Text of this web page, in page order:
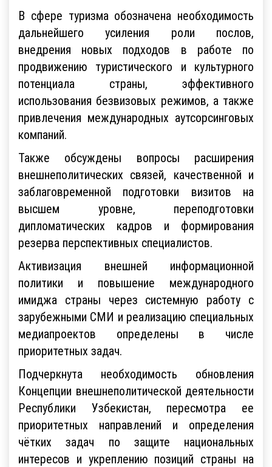
В сфере туризма обозначена необходимость
дальнейшего усиления роли послов,
внедрения новых подходов в работе по
продвижению туристического и культурного
потенциала страны, эффективного
использования безвизовых режимов, а также
привлечения международных аутсорсинговых
компаний.
Также обсуждены вопросы расширения
внешнеполитических связей, качественной и
заблаговременной подготовки визитов на
высшем уровне, переподготовки
дипломатических кадров и формирования
резерва перспективных специалистов.
Активизация внешней информационной
политики и повышение международного
имиджа страны через системную работу с
зарубежными СМИ и реализацию специальных
медиапроектов определены в числе
приоритетных задач.
Подчеркнута необходимость обновления
Концепции внешнеполитической деятельности
Республики Узбекистан, пересмотра ее
приоритетных направлений и определения
чётких задач по защите национальных
интересов и укреплению позиций страны на